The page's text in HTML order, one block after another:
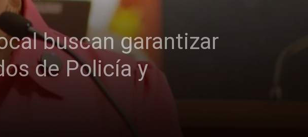
buscan garantizar
de Policía y